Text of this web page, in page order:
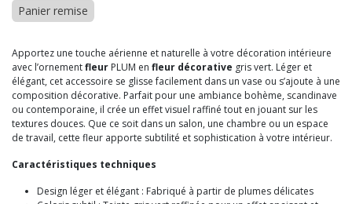
Panier remise
Apportez une touche aérienne et naturelle à votre décoration intérieure
avec l’ornementfleur PLUM en fleur décorative gris vert. Léger et
élégant, cet accessoire se glisse facilement dans un vase ou s’ajoute à une
composition décorative. Parfait pour une ambiance bohème, scandinave
ou contemporaine, il crée un effet visuel raffiné tout en jouant sur les
textures douces. Que ce soit dans un salon, une chambre ou un espace
de travail, cette fleur apporte subtilité et sophistication à votre intérieur.
Caractéristiques techniques
Design léger et élégant : Fabriqué à partir de plumes délicates